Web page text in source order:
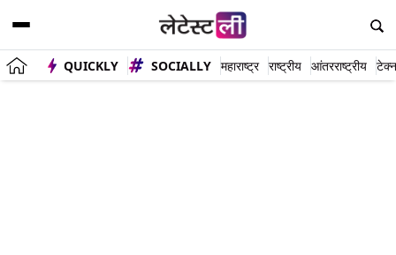
QUICKLY SOCIALLY महाराष्ट्र राष्ट्रीय आंतरराष्ट्रीय